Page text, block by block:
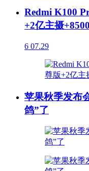
Redmi K100
+2亿主摄
6 07.29
苹果秋季发布
鸽”了